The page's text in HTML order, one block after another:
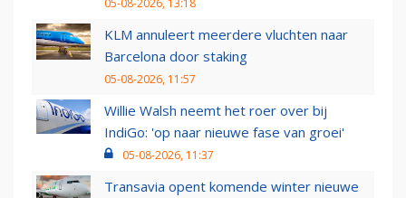
05-08-2026, 13:18
KLM annuleert meerdere vluchten naar
Barcelona door staking
05-08-2026, 11:57
Willie Walsh neemt het roer over bij
IndiGo: 'op naar nieuwe fase van groei'
05-08-2026, 11:37
Transavia opent komende winter nieuwe